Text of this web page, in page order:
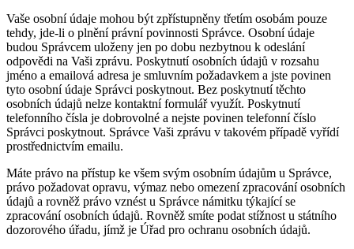
Vaše osobní údaje mohou být zpřístupněny třetím osobám pouze
tehdy, jde-li o plnění právní povinnosti Správce. Osobní údaje
budou Správcem uloženy jen po dobu nezbytnou k odeslání
odpovědi na Vaši zprávu. Poskytnutí osobních údajů v rozsahu
jméno a emailová adresa je smluvním požadavkem a jste povinen
tyto osobní údaje Správci poskytnout. Bez poskytnutí těchto
osobních údajů nelze kontaktní formulář využít. Poskytnutí
telefonního čísla je dobrovolné a nejste povinen telefonní číslo
Správci poskytnout. Správce Vaši zprávu v takovém případě vyřídí
prostřednictvím emailu.
Máte právo na přístup ke všem svým osobním údajům u Správce,
právo požadovat opravu, výmaz nebo omezení zpracování osobních
údajů a rovněž právo vznést u Správce námitku týkající se
zpracování osobních údajů. Rovněž smíte podat stížnost u státního
dozorového úřadu, jímž je Úřad pro ochranu osobních údajů.